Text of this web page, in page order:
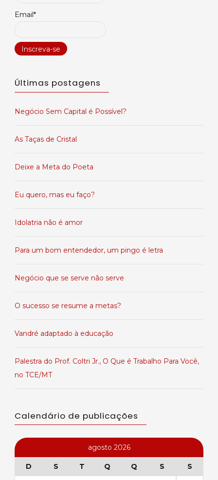
Email*
Últimas postagens
Negócio Sem Capital é Possível?
As Taças de Cristal
Deixe a Meta do Poeta
Eu quero, mas eu faço?
Idolatria não é amor
Para um bom entendedor, um pingo é letra
Negócio que se serve não serve
O sucesso se resume a metas?
Vandré adaptado à educação
Palestra do Prof. Coltri Jr., O Que é Trabalho Para Você,
no TCE/MT
Calendário de publicações
agosto 2026
D S T Q Q S S